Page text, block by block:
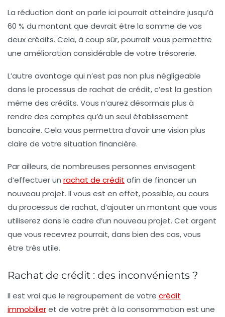
La réduction dont on parle ici pourrait atteindre jusqu’à
60 % du montant que devrait être la somme de vos
deux crédits. Cela, à coup sûr, pourrait vous permettre
une amélioration considérable de votre trésorerie.
L’autre avantage qui n’est pas non plus négligeable
dans le processus de rachat de crédit, c’est la gestion
même des crédits. Vous n’aurez désormais plus à
rendre des comptes qu’à un seul établissement
bancaire. Cela vous permettra d’avoir une vision plus
claire de votre situation financière.
Par ailleurs, de nombreuses personnes envisagent
d’effectuer un rachat de crédit afin de financer un
nouveau projet. Il vous est en effet, possible, au cours
du processus de rachat, d’ajouter un montant que vous
utiliserez dans le cadre d’un nouveau projet. Cet argent
que vous recevrez pourrait, dans bien des cas, vous
être très utile.
Rachat de crédit : des inconvénients ?
Il est vrai que le regroupement de votre crédit
immobilieret de votre prêt à la consommation est une